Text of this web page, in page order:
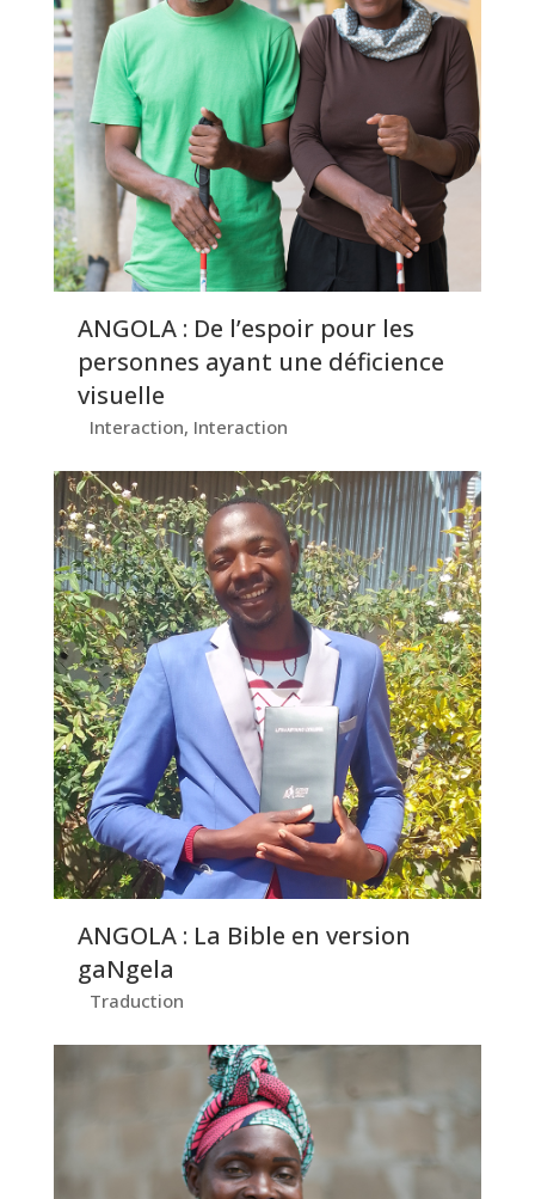
ANGOLA : De l’espoir pour les
personnes ayant une déficience
visuelle
Interaction, Interaction
ANGOLA : La Bible en version
gaNgela
Traduction